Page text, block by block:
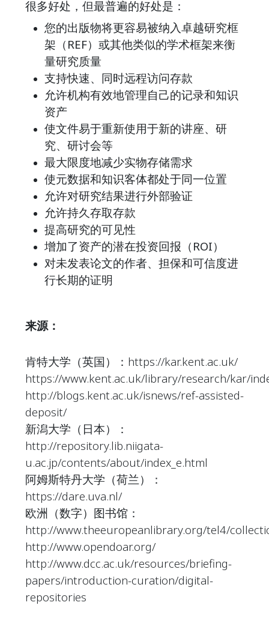
很多好处，但最普遍的好处是：
您的出版物将更容易被纳入卓越研究框
架（REF）或其他类似的学术框架来衡
量研究质量
支持快速、同时远程访问存款
允许机构有效地管理自己的记录和知识
资产
使文件易于重新使用于新的讲座、研
究、研讨会等
最大限度地减少实物存储需求
使元数据和知识客体都处于同一位置
允许对研究结果进行外部验证
允许持久存取存款
提高研究的可见性
增加了资产的潜在投资回报（ROI）
对未发表论文的作者、担保和可信度进
行长期的证明
来源：
肯特大学（英国）：https://kar.kent.ac.uk/
https://www.kent.ac.uk/library/research/kar/
http://blogs.kent.ac.uk/isnews/ref-assisted-
deposit/
新潟大学（日本）：
http://repository.lib.niigata-
u.ac.jp/contents/about/index_e.html
阿姆斯特丹大学（荷兰）：
https://dare.uva.nl/
欧洲（数字）图书馆：
http://www.theeuropeanlibrary.org/tel4/
http://www.opendoar.org/
http://www.dcc.ac.uk/resources/briefing-
papers/introduction-curation/digital-
repositories